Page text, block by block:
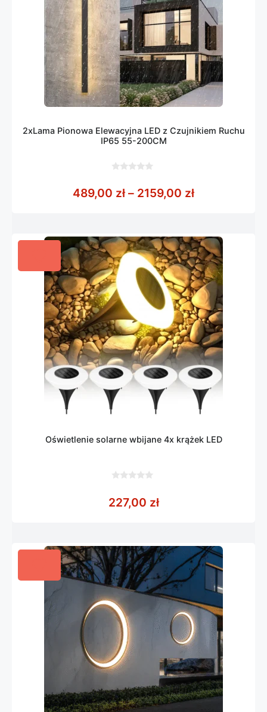
2xLama Pionowa Elewacyjna LED z Czujnikiem Ruchu
IP65 55-200CM
5
489,00 zł – 2159,00 złZakres cen:
Oświetlenie solarne wbijane 4x krążek LED
5
227,00 zł